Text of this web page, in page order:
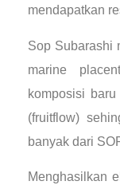
mendapatkan
Sop Subarashi
marine
komposisi
(fruitflow)
banyak dari
Menghasilkan